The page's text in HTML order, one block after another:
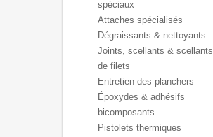
spéciaux
Attaches spécialisés
Dégraissants & nettoyants
Joints, scellants & scellants
de filets
Entretien des planchers
Époxydes & adhésifs
bicomposants
Pistolets thermiques